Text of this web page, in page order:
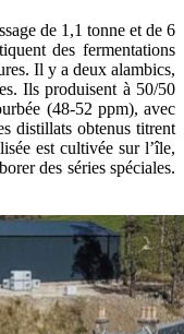
de 1,1 tonne et de 6
des fermentations
Il y a deux alambics,
Ils produisent à 50/50
(48-52 ppm), avec
distillats obtenus titrent
est cultivée sur l’île,
des séries spéciales.